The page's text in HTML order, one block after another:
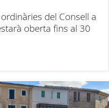
del Consell a
oberta fins al 30